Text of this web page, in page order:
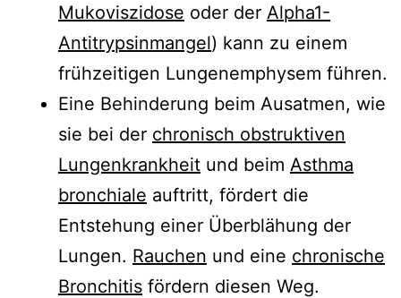
Mukoviszidose oder der Alpha1-
Antitrypsinmangel) kann zu einem
frühzeitigen Lungenemphysem führen.
Eine Behinderung beim Ausatmen, wie
sie bei der chronisch obstruktiven
Lungenkrankheit und beim Asthma
bronchiale auftritt, fördert die
Entstehung einer Überblähung der
Lungen. Rauchen und eine chronische
Bronchitis fördern diesen Weg.